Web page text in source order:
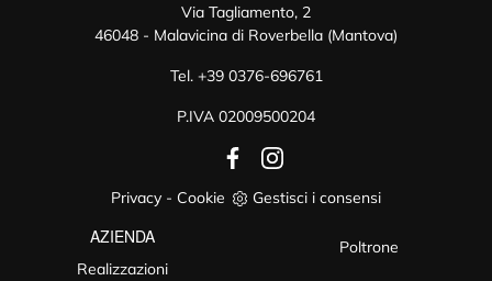
Via Tagliamento, 2
46048 - Malavicina di Roverbella (Mantova)
Tel. +39 0376-696761
P.IVA 02009500204
Privacy - Cookie Gestisci i consensi
AZIENDA
Realizzazioni
Poltrone